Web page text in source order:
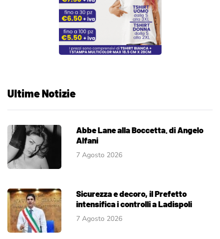
Ultime Notizie
Abbe Lane alla Boccetta. di Angelo
Alfani
7 Agosto 2026
Sicurezza e decoro, il Prefetto
intensifica i controlli a Ladispoli
7 Agosto 2026